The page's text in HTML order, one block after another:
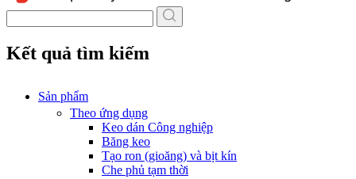
Kết quả tìm kiếm
Sản phẩm
Theo ứng dụng
Keo dán Công nghiệp
Băng keo
Tạo ron (gioăng) và bịt kín
Che phủ tạm thời